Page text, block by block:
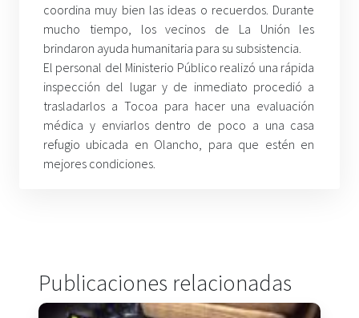
coordina muy bien las ideas o recuerdos. Durante
mucho tiempo, los vecinos de La Unión les
brindaron ayuda humanitaria para su subsistencia.
El personal del Ministerio Público realizó una rápida
inspección del lugar y de inmediato procedió a
trasladarlos a Tocoa para hacer una evaluación
médica y enviarlos dentro de poco a una casa
refugio ubicada en Olancho, para que estén en
mejores condiciones.
Publicaciones relacionadas